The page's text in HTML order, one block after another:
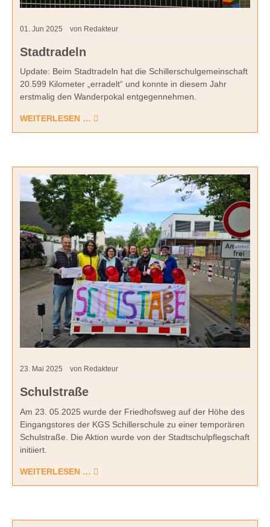
01. Jun 2025 von Redakteur
Stadtradeln
Update: Beim Stadtradeln hat die Schillerschulgemeinschaft
20.599 Kilometer „erradelt“ und konnte in diesem Jahr
erstmalig den Wanderpokal entgegennehmen.
WEITERLESEN …
23. Mai 2025 von Redakteur
Schulstraße
Am 23. 05.2025 wurde der Friedhofsweg auf der Höhe des
Eingangstores der KGS Schillerschule zu einer temporären
Schulstraße. Die Aktion wurde von der Stadtschulpflegschaft
initiiert.
WEITERLESEN …